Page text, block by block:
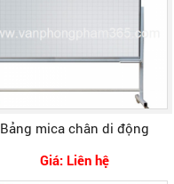
Bảng mica chân di động
Giá: Liên hệ